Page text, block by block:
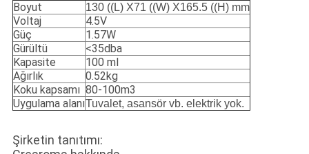
Boyut 130 ((L) X71 ((W) X165.5 ((H) mm
Voltaj
4.5V
Güç
1.57W
Gürültü
<35dba
Kapasite
100 ml
Ağırlık
0.52kg
Koku kapsamı 80-100m3
Uygulama alanıTuvalet, asansör vb. elektrik yok.
Şirketin tanıtımı: